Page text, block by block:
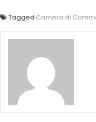
Tagged Camera di